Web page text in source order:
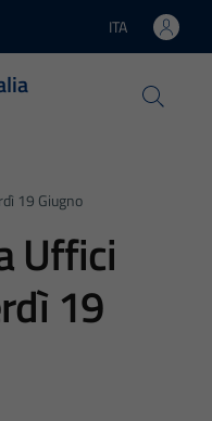
Lingua attiva:
ITA
19 Giugno
Uffici
19